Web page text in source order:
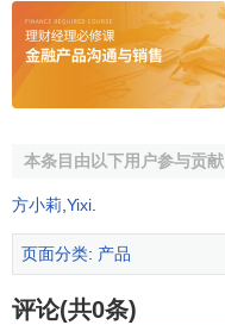
本条目由以下用户参与贡献
方小莉 Yixi
页面分类: 产品
评论(共0条)